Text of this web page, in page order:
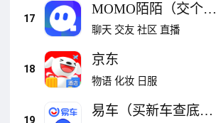
17
MOMO陌陌（交个朋
友）
聊天 交友 社区 直播
18
京东
物语 化妆 日服
19
易车（买新车查底